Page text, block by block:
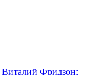
Виталий Фридзон: